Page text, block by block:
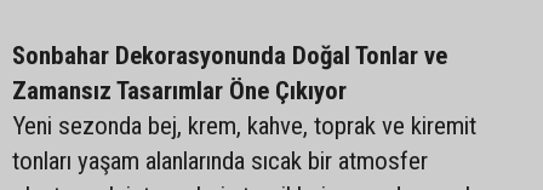
Sonbahar Dekorasyonunda Doğal Tonlar ve
Zamansız Tasarımlar Öne Çıkıyor
Yeni sezonda bej, krem, kahve, toprak ve kiremit
tonları yaşam alanlarında sıcak bir atmosfer